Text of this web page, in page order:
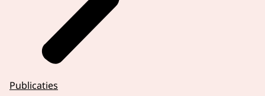
Publicaties